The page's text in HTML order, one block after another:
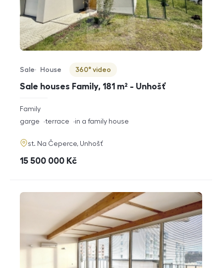
Sale houses Family, 181 m² - Unhošť
Offer type
Sale
Property type
House
Virtuální prohlídka
360° video
rozměry
disposition
Family
funkce
garge terrace in a family house
adresa
st. Na Čeperce, Unhošť
cena
15 500 000 Kč